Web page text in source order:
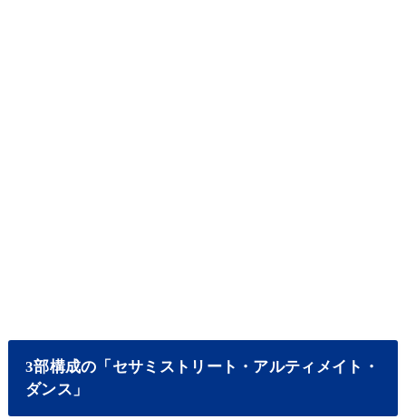
3部構成の「セサミストリート・アルティメイト・
ダンス」